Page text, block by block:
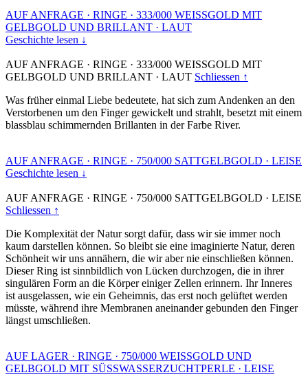
AUF ANFRAGE · RINGE · 333/000 WEISSGOLD MIT
GELBGOLD UND BRILLANT · LAUT
Geschichte lesen ↓
AUF ANFRAGE · RINGE · 333/000 WEISSGOLD MIT
GELBGOLD UND BRILLANT · LAUT Schliessen ↑
Was früher einmal Liebe bedeutete, hat sich zum Andenken an den
Verstorbenen um den Finger gewickelt und strahlt, besetzt mit einem
blassblau schimmernden Brillanten in der Farbe River.
AUF ANFRAGE · RINGE · 750/000 SATTGELBGOLD · LEISE
Geschichte lesen ↓
AUF ANFRAGE · RINGE · 750/000 SATTGELBGOLD · LEISE
Schliessen ↑
Die Komplexität der Natur sorgt dafür, dass wir sie immer noch
kaum darstellen können. So bleibt sie eine imaginierte Natur, deren
Schönheit wir uns annähern, die wir aber nie einschließen können.
Dieser Ring ist sinnbildlich von Lücken durchzogen, die in ihrer
singulären Form an die Körper einiger Zellen erinnern. Ihr Inneres
ist ausgelassen, wie ein Geheimnis, das erst noch gelüftet werden
müsste, während ihre Membranen aneinander gebunden den Finger
längst umschließen.
AUF LAGER · RINGE · 750/000 WEISSGOLD UND
GELBGOLD MIT SÜSSWASSERZUCHTPERLE · LEISE